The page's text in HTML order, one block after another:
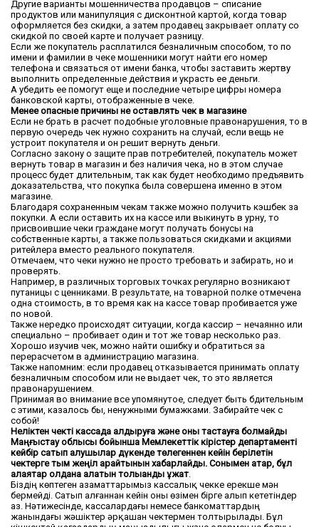
Другие варианты мошенничества продавцов – списание
продуктов или манипуляция с дисконтной картой, когда товар
оформляется без скидки, а затем продавец закрывает оплату со
скидкой по своей карте и получает разницу.
Если же покупатель расплатился безналичным способом, то по
имени и фамилии в чеке мошенники могут найти его номер
телефона и связаться от имени банка, чтобы заставить жертву
выполнить определенные действия и украсть ее деньги.
А убедить ее помогут еще и последние четыре цифры номера
банковской карты, отображенные в чеке.
Менее опасные причины не оставлять чек в магазине
Если не брать в расчет подобные уголовные правонарушения, то в
первую очередь чек нужно сохранить на случай, если вещь не
устроит покупателя и он решит вернуть деньги.
Согласно закону о защите прав потребителей, покупатель может
вернуть товар в магазин и без наличия чека, но в этом случае
процесс будет длительным, так как будет необходимо предъявить
доказательства, что покупка была совершена именно в этом
магазине.
Благодаря сохраненным чекам также можно получить кэшбек за
покупки. А если оставить их на кассе или выкинуть в урну, то
присвоившие чеки граждане могут получать бонусы на
собственные карты, а также пользоваться скидками и акциями
ритейлера вместо реального покупателя.
Отмечаем, что чеки нужно не просто требовать и забирать, но и
проверять.
Например, в различных торговых точках регулярно возникают
путаницы с ценниками. В результате, на товарной полке отмечена
одна стоимость, в то время как на кассе товар пробивается уже
по новой.
Также нередко происходят ситуации, когда кассир – нечаянно или
специально – пробивает один и тот же товар несколько раз.
Хорошо изучив чек, можно найти ошибку и обратиться за
перерасчетом в администрацию магазина.
Также напомним: если продавец отказывается принимать оплату
безналичным способом или не выдает чек, то это является
правонарушением.
Принимая во внимание все упомянутое, следует быть бдительным
с этими, казалось бы, ненужными бумажками. Забирайте чек с
собой!
Неліктен чекті кассада қалдыруға және оны тастауға болмайды
Маңғыстау облысы бойынша Мемлекеттік кірістер департаменті
кейбір сатып алушылар дүкенде төлегеннен кейін берілетін
чектерге тым жеңіл қарайтынын хабарлайды. Сонымен қатар, бұл
алаяқтар қолдана алатын толыққанды құжат.
Біздің көптеген азаматтарымыз кассалық чекке ерекше мән
бермейді. Сатып алғаннан кейін оны өзімен бірге алып кететіндер
аз. Нәтижесінде, кассалардағы немесе банкоматтардың
жанындағы жәшіктер әрқашан чектермен толтырылады. Бұл